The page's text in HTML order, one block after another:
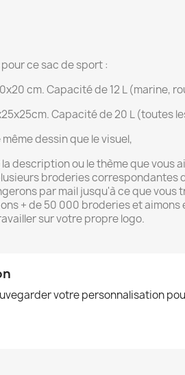
ce sac de sport :
cm. Capacité de 12 L (marine,
Capacité de 20 L (toutes
dessin que le visuel,
description ou le thème que vous
broderies correspondantes
par mail jusqu'à ce que vous
+ de 50 000 broderies et aimons
sur votre propre logo.
votre personnalisation